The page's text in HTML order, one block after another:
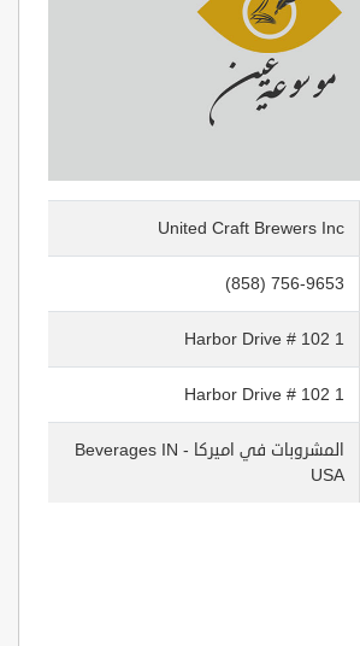
United Craft Brewers Inc
(858) 756-9653
1 Harbor Drive # 102
1 Harbor Drive # 102
المشروبات في اميركا - Beverages IN
USA